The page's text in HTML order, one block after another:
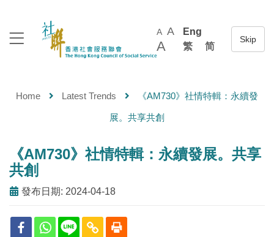
A A
A
Eng
繁
简
Home Latest Trends 《AM730》社情特輯：永續發
展。共享共創
《AM730》社情特輯：永續發展。共享
共創
發布日期: 2024-04-18